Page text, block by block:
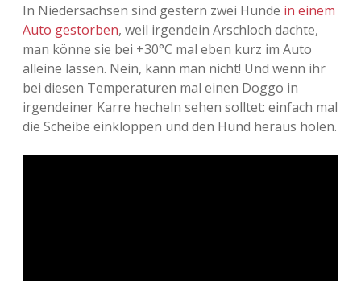
In Niedersachsen sind gestern zwei Hunde in einem
Auto gestorben, weil irgendein Arschloch dachte,
man könne sie bei +30°C mal eben kurz im Auto
alleine lassen. Nein, kann man nicht! Und wenn ihr
bei diesen Temperaturen mal einen Doggo in
irgendeiner Karre hecheln sehen solltet: einfach mal
die Scheibe einkloppen und den Hund heraus holen.